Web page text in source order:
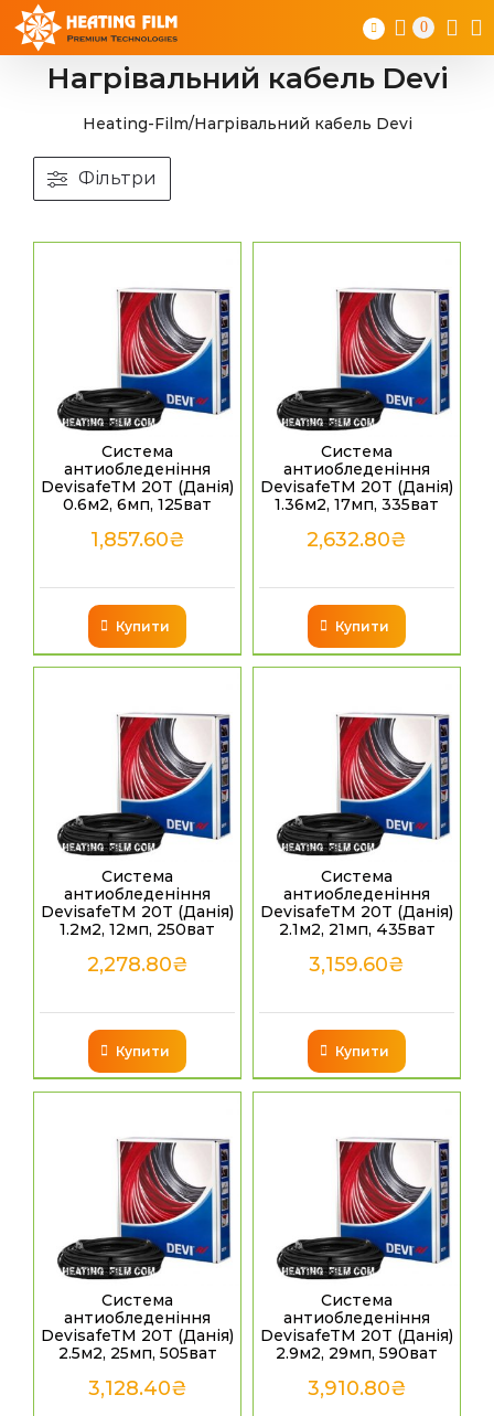
Skip
content
0
Нагрівальний кабель Devi
Heating-Film/Нагрівальний кабель Devi
Система
антиобледеніння
DevisafeTM 20T (Данія)
0.6м2, 6мп, 125ват
1,857.60₴
Купити
Система
антиобледеніння
DevisafeTM 20T (Данія)
1.36м2, 17мп, 335ват
2,632.80₴
Купити
Система
антиобледеніння
DevisafeTM 20T (Данія)
1.2м2, 12мп, 250ват
2,278.80₴
Купити
Система
антиобледеніння
DevisafeTM 20T (Данія)
2.1м2, 21мп, 435ват
3,159.60₴
Купити
Система
антиобледеніння
DevisafeTM 20T (Данія)
2.5м2, 25мп, 505ват
3,128.40₴
Система
антиобледеніння
DevisafeTM 20T (Данія)
2.9м2, 29мп, 590ват
3,910.80₴
Фільтри